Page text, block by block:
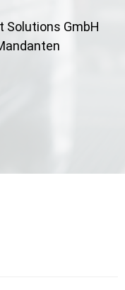
Solutions GmbH